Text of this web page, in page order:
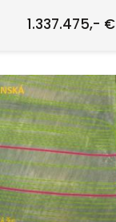
1.337.475,- €